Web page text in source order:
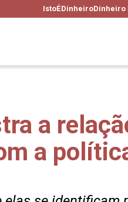
IstoÉDinheiroDinheiro
a
a